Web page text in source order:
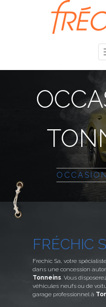
FRÉCHIC
Frechic Sa, votre
dans une concession
Tonneins . Vous
véhicules neufs ou de
garage professionnel à